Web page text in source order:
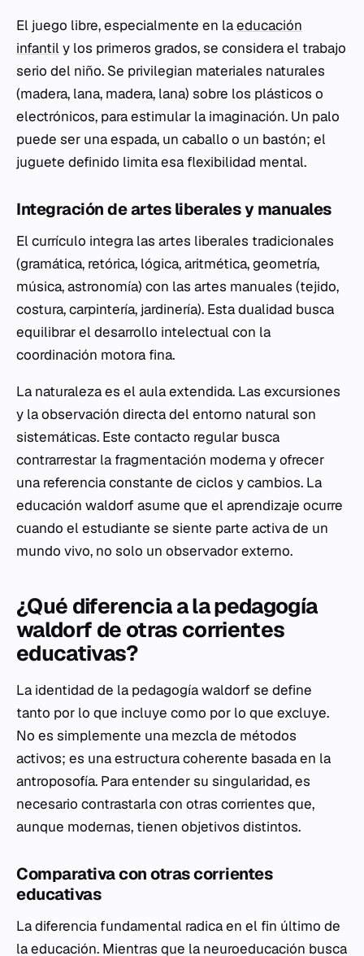
El juego libre, especialmente en laeducación
infantily los primeros grados, se considera el trabajo
serio del niño. Se privilegian materiales naturales
(madera, lana, madera, lana) sobre los plásticos o
electrónicos, para estimular la imaginación. Un palo
puede ser una espada, un caballo o un bastón; el
juguete definido limita esa flexibilidad mental.
Integración de artes liberales y manuales
El currículo integra las artes liberales tradicionales
(gramática, retórica, lógica, aritmética, geometría,
música, astronomía) con las artes manuales (tejido,
costura, carpintería, jardinería). Esta dualidad busca
equilibrar el desarrollo intelectual con la
coordinación motora fina.
La naturaleza es el aula extendida. Las excursiones
y la observación directa del entorno natural son
sistemáticas. Este contacto regular busca
contrarrestar la fragmentación moderna y ofrecer
una referencia constante de ciclos y cambios. La
educación waldorf asume que el aprendizaje ocurre
cuando el estudiante se siente parte activa de un
mundo vivo, no solo un observador externo.
¿Qué diferencia a la pedagogía
waldorf de otras corrientes
educativas?
La identidad de la pedagogía waldorf se define
tanto por lo que incluye como por lo que excluye.
No es simplemente una mezcla de métodos
activos; es una estructura coherente basada en la
antroposofía. Para entender su singularidad, es
necesario contrastarla con otras corrientes que,
aunque modernas, tienen objetivos distintos.
Comparativa con otras corrientes
educativas
La diferencia fundamental radica en el fin último de
la educación. Mientras que la neuroeducación busca